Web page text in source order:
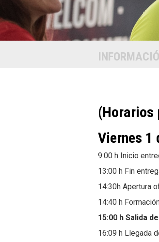
(Horarios
Viernes 1
9:00 h Inicio
13:00 h Fin
14:30h Apertura
14:40 h
15:00 h Salida
16:09 h Llegada